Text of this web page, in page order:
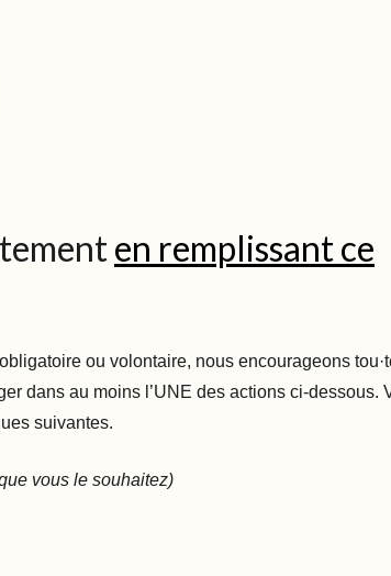
en remplissant ce
ou volontaire, nous encourageons
dans au moins l’UNE des actions ci-dessous.
suivantes.
vous le souhaitez)